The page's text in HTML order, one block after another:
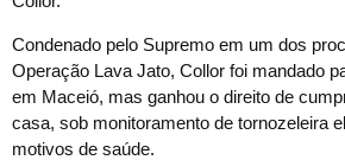
Condenado pelo Supremo em um dos
Operação Lava Jato, Collor foi mandado
em Maceió, mas ganhou o direito de
casa, sob monitoramento de tornozeleira
motivos de saúde.